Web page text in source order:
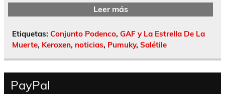
Leer más
Etiquetas: Conjunto Podenco, GAF y La Estrella De La
Muerte, Keroxen, noticias, Pumuky, Salétile
PayPal